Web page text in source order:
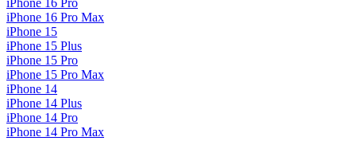
iPhone 16 Pro
iPhone 16 Pro Max
iPhone 15
iPhone 15 Plus
iPhone 15 Pro
iPhone 15 Pro Max
iPhone 14
iPhone 14 Plus
iPhone 14 Pro
iPhone 14 Pro Max